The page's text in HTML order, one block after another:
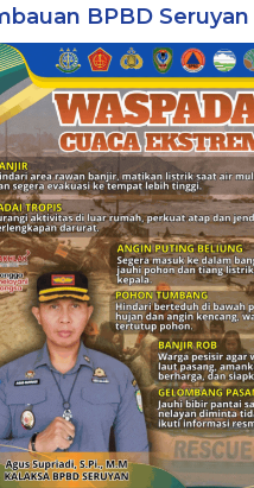
BPBD Seruyan